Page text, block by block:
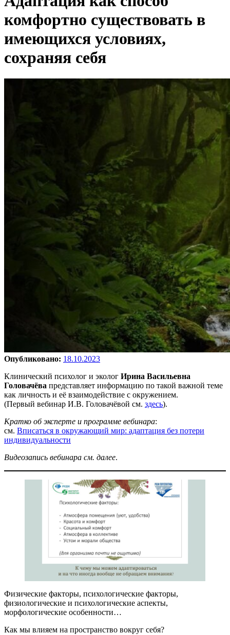
комфортно существовать в
имеющихся условиях,
сохраняя себя
Опубликовано: 18.10.2023
Клинический психолог и эколог Ирина Васильевна
Головачёва представляет информацию по такой важной теме
как личность и её взаимодействие с окружением.
(Первый вебинар И.В. Головачёвой см. здесь).
Кратко об эксперте и программе вебинара:
см. Вписаться в окружающий мир: адаптация без потери
индивидуальности
Видеозапись вебинара см. далее.
Физические факторы, психологические факторы,
физиологические и психологические аспекты,
морфологические особенности…
Как мы влияем на пространство вокруг себя?